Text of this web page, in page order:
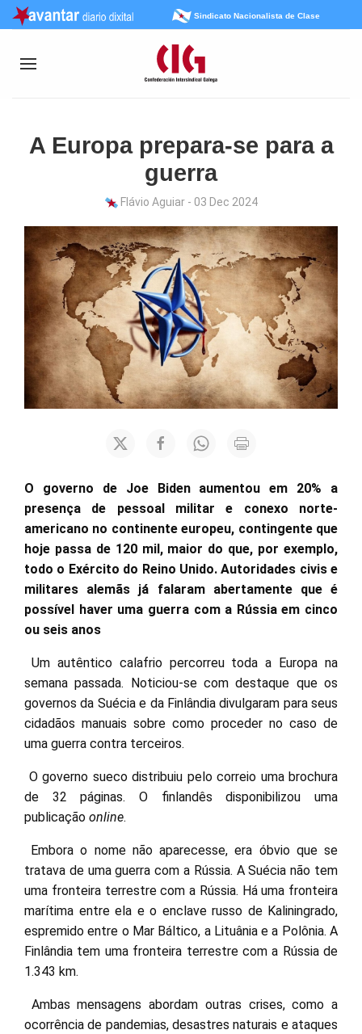
Sindicato Nacionalista de Clase
A Europa prepara-se para a
guerra
Flávio Aguiar - 03 Dec 2024
O governo de Joe Biden aumentou em 20% a
presença de pessoal militar e conexo norte-
americano no continente europeu, contingente que
hoje passa de 120 mil, maior do que, por exemplo,
todo o Exército do Reino Unido. Autoridades civis e
militares alemãs já falaram abertamente que é
possível haver uma guerra com a Rússia em cinco
ou seis anos
Um autêntico calafrio percorreu toda a Europa na
semana passada. Noticiou-se com destaque que os
governos da Suécia e da Finlândia divulgaram para seus
cidadãos manuais sobre como proceder no caso de
uma guerra contra terceiros.
O governo sueco distribuiu pelo correio uma brochura
de 32 páginas. O finlandês disponibilizou uma
publicação online.
Embora o nome não aparecesse, era óbvio que se
tratava de uma guerra com a Rússia. A Suécia não tem
uma fronteira terrestre com a Rússia. Há uma fronteira
marítima entre ela e o enclave russo de Kaliningrado,
espremido entre o Mar Báltico, a Lituânia e a Polônia. A
Finlândia tem uma fronteira terrestre com a Rússia de
1.343 km.
Ambas mensagens abordam outras crises, como a
ocorrência de pandemias, desastres naturais e ataques